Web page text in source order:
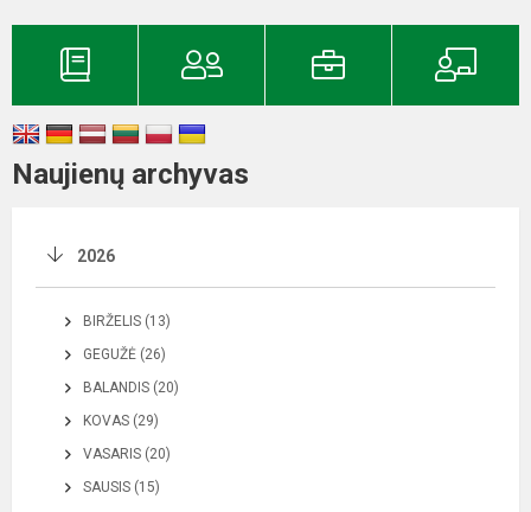
Naujienų archyvas
2026
BIRŽELIS (13)
GEGUŽĖ (26)
BALANDIS (20)
KOVAS (29)
VASARIS (20)
SAUSIS (15)